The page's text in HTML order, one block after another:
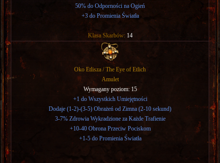
50% do Odporności na Ogień
+3 do Promienia Światła
Klasa Skarbów: 14
Oko Etlisza / The Eye of Etlich
Amulet
Wymagany poziom: 15
+1 do Wszystkich Umiejętności
Dodaje (1-2)-(3-5) Obrażeń od Zimna (2-10 sekund)
3-7% Zdrowia Wykradzione za Każde Trafienie
+10-40 Obrona Przeciw Pociskom
+1-5 do Promienia Światła